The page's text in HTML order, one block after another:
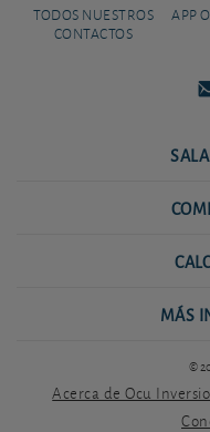
TODOS NUESTROS
CONTACTOS
APP
MÁS
©
Acerca de Ocu